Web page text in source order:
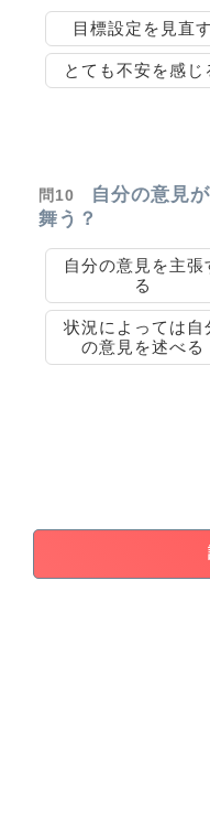
目標設定を見直す
とても不安を感じ
問10
自分の意見
舞う？
自分の意見を主張
る
状況によっては自
の意見を述べる